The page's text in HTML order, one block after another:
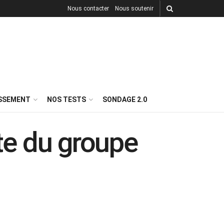
Nous contacter Nous soutenir
NOS TESTS SONDAGE 2.0
du groupe